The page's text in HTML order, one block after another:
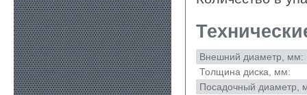
Внешний диаметр, мм:
Толщина диска, мм:
Посадочный диаметр,